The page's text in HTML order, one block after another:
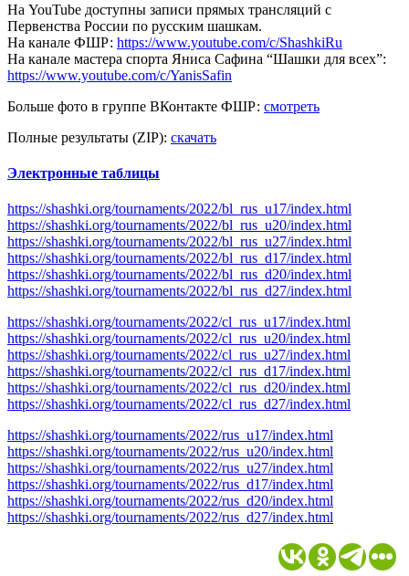
На YouTube доступны записи прямых трансляций с
Первенства России по русским шашкам.
На канале ФШР: https://www.youtube.com/c/ShashkiRu
На канале мастера спорта Яниса Сафина “Шашки для всех”:
https://www.youtube.com/c/YanisSafin
Больше фото в группе ВКонтакте ФШР: смотреть
Полные результаты (ZIP): скачать
Электронные таблицы
https://shashki.org/tournaments/2022/bl_rus_u17/index.html
https://shashki.org/tournaments/2022/bl_rus_u20/index.html
https://shashki.org/tournaments/2022/bl_rus_u27/index.html
https://shashki.org/tournaments/2022/bl_rus_d17/index.html
https://shashki.org/tournaments/2022/bl_rus_d20/index.html
https://shashki.org/tournaments/2022/bl_rus_d27/index.html
https://shashki.org/tournaments/2022/cl_rus_u17/index.html
https://shashki.org/tournaments/2022/cl_rus_u20/index.html
https://shashki.org/tournaments/2022/cl_rus_u27/index.html
https://shashki.org/tournaments/2022/cl_rus_d17/index.html
https://shashki.org/tournaments/2022/cl_rus_d20/index.html
https://shashki.org/tournaments/2022/cl_rus_d27/index.html
https://shashki.org/tournaments/2022/rus_u17/index.html
https://shashki.org/tournaments/2022/rus_u20/index.html
https://shashki.org/tournaments/2022/rus_u27/index.html
https://shashki.org/tournaments/2022/rus_d17/index.html
https://shashki.org/tournaments/2022/rus_d20/index.html
https://shashki.org/tournaments/2022/rus_d27/index.html